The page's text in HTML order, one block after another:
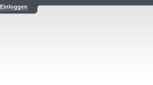
Einloggen